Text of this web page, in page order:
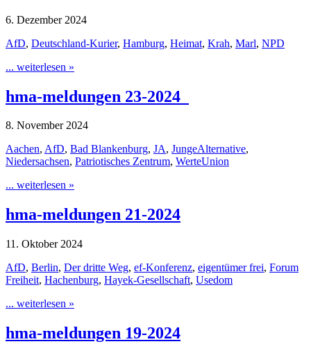
6. Dezember 2024
AfD, Deutschland-Kurier, Hamburg, Heimat, Krah, Marl, NPD
... weiterlesen »
hma-meldungen 23-2024
8. November 2024
Aachen, AfD, Bad Blankenburg, JA, JungeAlternative,
Niedersachsen, Patriotisches Zentrum, WerteUnion
... weiterlesen »
hma-meldungen 21-2024
11. Oktober 2024
AfD, Berlin, Der dritte Weg, ef-Konferenz, eigentümer frei, Forum
Freiheit, Hachenburg, Hayek-Gesellschaft, Usedom
... weiterlesen »
hma-meldungen 19-2024